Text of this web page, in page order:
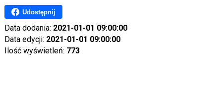
Udostępnij
Data dodania: 2021-01-01 09:00:00
Data edycji: 2021-01-01 09:00:00
Ilość wyświetleń: 773